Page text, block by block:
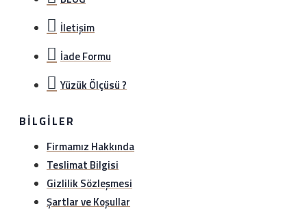
Satın aldığınız ürünü sağlam bir şekilde 1 hafta içerisinde
hiç bir gerekçe olmaksızın iade edebilirsiniz. Sürat kargo
ile anlaşma numaramız üzerinden (1349297978)
gönderebilirsiniz.iade etmeden önce hattımıza (0534
bilgi verebilirsiniz..
İletişim
İade Formu
Yüzük Ölçüsü ?
BILGILER
Firmamız Hakkında
Teslimat Bilgisi
Gizlilik Sözleşmesi
Şartlar ve Koşullar